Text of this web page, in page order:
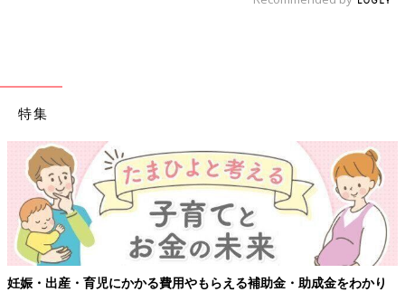
特集
児にかかる費用やもらえる補助金・助成金をわかり
【ワクチン